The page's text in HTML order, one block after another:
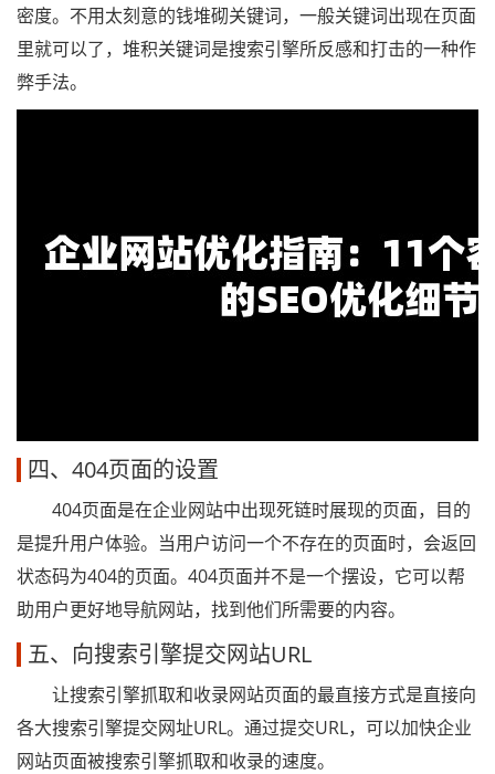
密度。不用太刻意的钱堆砌关键词，一般关键词出现在页面
里就可以了，堆积关键词是搜索引擎所反感和打击的一种作
弊手法。
四、404页面的设置
404页面是在企业网站中出现死链时展现的页面，目的
是提升用户体验。当用户访问一个不存在的页面时，会返回
状态码为404的页面。404页面并不是一个摆设，它可以帮
助用户更好地导航网站，找到他们所需要的内容。
五、向搜索引擎提交网站URL
让搜索引擎抓取和收录网站页面的最直接方式是直接向
各大搜索引擎提交网址URL。通过提交URL，可以加快企业
网站页面被搜索引擎抓取和收录的速度。